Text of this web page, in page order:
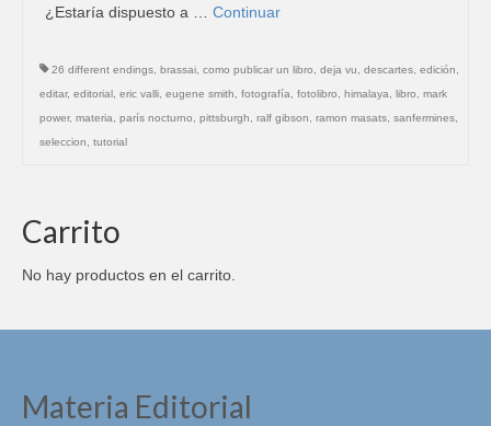
¿Estaría dispuesto a … Continuar
26 different endings brassai como publicar un libro deja vu descartes edición
editar, editorial eric valli eugene smith fotografía fotolibro himalaya libro
mark
power, materia parís nocturno pittsburgh ralf gibson ramon masats sanfermines
seleccion
tutorial
Carrito
No hay productos en el carrito.
Materia Editorial